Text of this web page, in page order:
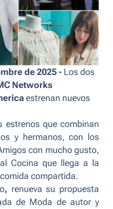
de 2025 - Los dos
Networks
estrenan nuevos
estrenos que combinan
y hermanos, con los
con mucho gusto,
Cocina que llega a la
compartida.
, renueva su propuesta
de Moda de autory